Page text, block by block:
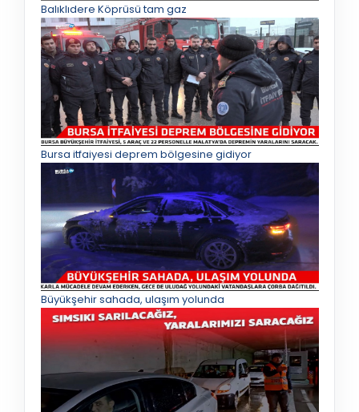
Balıklıdere Köprüsü tam gaz
Bursa itfaiyesi deprem bölgesine gidiyor
Büyükşehir sahada, ulaşım yolunda